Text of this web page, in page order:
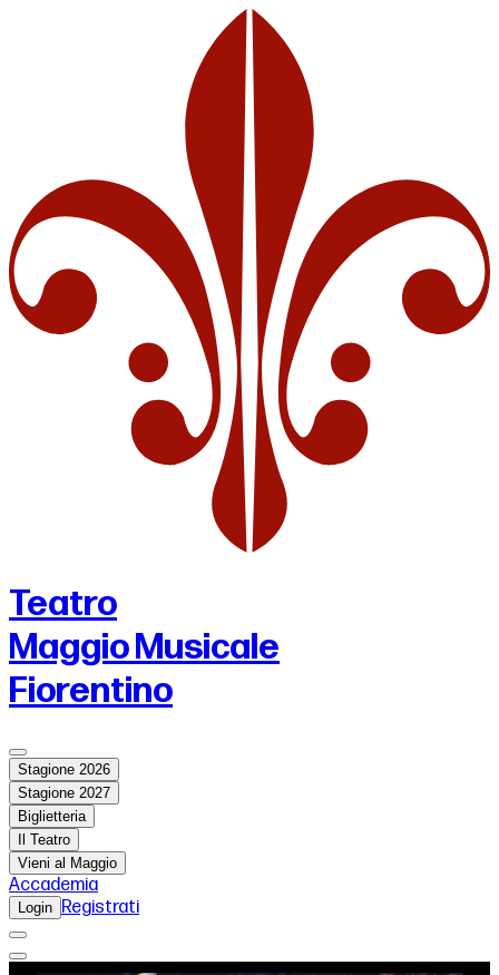
Teatro
Maggio Musicale
Fiorentino
Stagione 2026
Stagione 2027
Biglietteria
Il Teatro
Vieni al Maggio
Accademia
Login Registrati